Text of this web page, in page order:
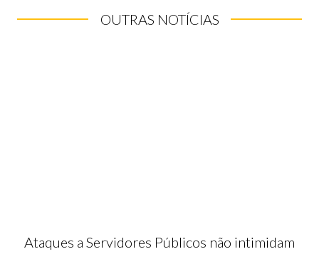
OUTRAS NOTÍCIAS
Ataques a Servidores Públicos não intimidam